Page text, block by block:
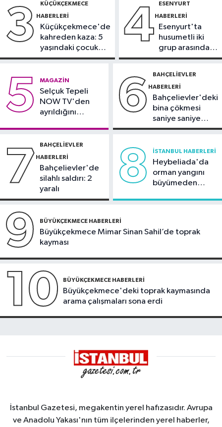
DÜNYA
vatandaşlığa yeni kısıtlama kararı
Peş peşe patlamalar paniğe neden
oldu
3 KÜÇÜKÇEKMECE
HABERLERI
Küçükçekmece'de
kahreden kaza: 5
yaşındaki çocuk
yoğun bakımda
4 ESENYURT
HABERLERI
Esenyurt'ta
husumetli iki
grup arasında
silahlı kavga
5 MAGAZIN
Selçuk Tepeli
NOW TV'den
ayrıldığını
6 BAHÇELIEVLER
HABERLERI
Bahçelievler'deki
bina çökmesi
saniye saniye
görüntülendi
7 BAHÇELIEVLER
HABERLERI
Bahçelievler'de
silahlı saldırı: 2
yaralı
8 İSTANBUL HABERLERI
Heybeliada'da
orman yangını
büyümeden
9 BÜYÜKÇEKMECE HABERLERI
Büyükçekmece Mimar Sinan Sahil’de toprak
kayması
10 BÜYÜKÇEKMECE HABERLERI
Büyükçekmece'deki toprak kaymasında
arama çalışmaları sona erdi
İstanbul Gazetesi, megakentin yerel hafızasıdır. Avrupa
ve Anadolu Yakası'nın tüm ilçelerinden yerel haberler,